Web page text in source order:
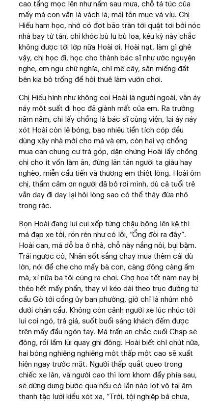
cao tầng mọc lên như nấm sau mưa, chỗ tá túc của
mấy má con vẫn là vách lá, mái tôn mục vá víu. Chị
Hiếu ham học, nhớ có đợt bão tràn tới quật tơi bời nóc
nhà bay tứ tán, chị khóc bù lu bù loa, kêu kỳ này chắc
không được tới lớp nữa Hoài ơi. Hoài nạt, làm gì ghê
vậy, chị học đi, học cho thành bác sĩ như ước nguyện
nghe, em ngu chữ nghĩa, chỉ mê cây, sẵn miếng đất
bên kia bỏ trống để hỏi thuê làm vườn chơi.
Chị Hiếu hình như không coi Hoài là người ngoài, vẫn áy
náy một suất đi học đã giành mất của em. Ra trường
năm năm, chị lấy chồng là bác sĩ cùng viện, lại áy náy
xót Hoài còn lẻ bóng, bao nhiêu tiền tích cóp đều
dùng xây nhà mới cho má và em, còn hai vợ chồng
mua căn chung cư trả góp, dặn chừng Hoài lấy chồng
chị cho ít vốn làm ăn, đừng lăn tăn người ta giàu hay
nghèo, miễn cầu tiến và thương em thiệt lòng. Hoài ôm
chị, thầm cảm ơn người đã bỏ rơi mình, dù cả tuổi trẻ
vẫn day đi day lại hỏi lòng sao có thể thảy đứa nhỏ
trong rác.
Bọn Hoài đang lui cui xếp từng chậu bông lên kệ thì
má đạp xe tới, rón rén như có lỗi, “Ổng đòi ra đây”.
Hoài can, má dỗ ba ở nhà, chỗ này nắng nôi, bụi bặm.
Trái ngược cô, Nhân sốt sắng chạy mua thêm cái dù
lớn, nói để che cho mấy bà con, càng đông càng ấm
mà, xí nữa ba tôi cũng ra chơi. Chợ hoa tết năm nay bị
thẻo hết mấy phần, thay vì kéo dài theo trục đường từ
cầu Gò tới cổng ủy ban phường, giờ chỉ là nhúm nhỏ
dưới chân cầu. Không còn cảnh người xe lúc nhúc tới
lui coi ngó, trả giá, suốt buổi sáng khách đếm được
trên mấy đầu ngón tay. Má trấn an chắc cuối Chạp sẽ
đông, rồi lầm lũi quay ghi đông. Hoài biết chỉ chút nữa,
hai bóng nghiêng nghiêng một thấp một cao sẽ xuất
hiện ngay trước mặt. Người thấp quắt queo trong
chiếc xe lăn, và người cao thì lom khom đẩy phía sau,
sẽ dửng dưng bước qua nếu có lần nào lọt vô tai âm
thanh tặc lưỡi kiểu xót xa, “Trời, tội nghiệp bả chưa,